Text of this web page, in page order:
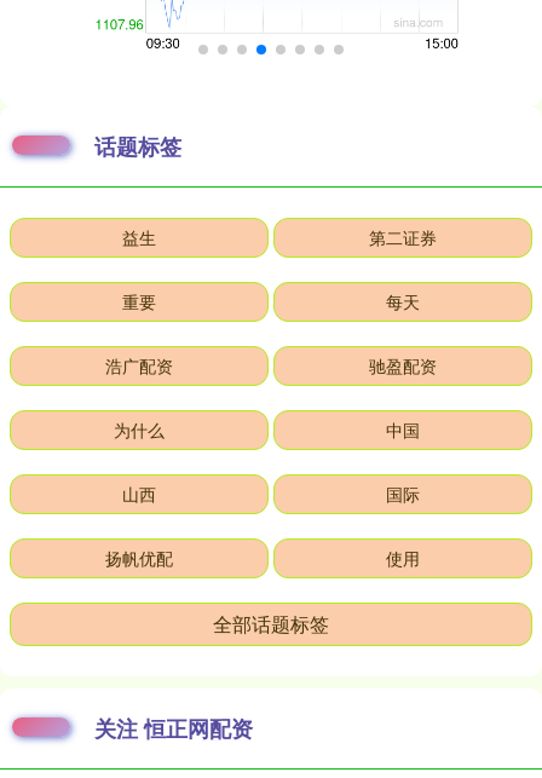
话题标签
益生 第二证券
重要 每天
浩广配资 驰盈配资
为什么 中国
山西 国际
扬帆优配 使用
全部话题标签
关注 恒正网配资